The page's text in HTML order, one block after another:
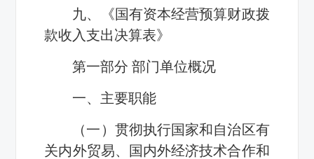
九、《国有资本经营预算财政拨
款收入支出决算表》
第一部分 部门单位概况
一、主要职能
（一）贯彻执行国家和自治区有
关内外贸易、国内外经济技术合作和